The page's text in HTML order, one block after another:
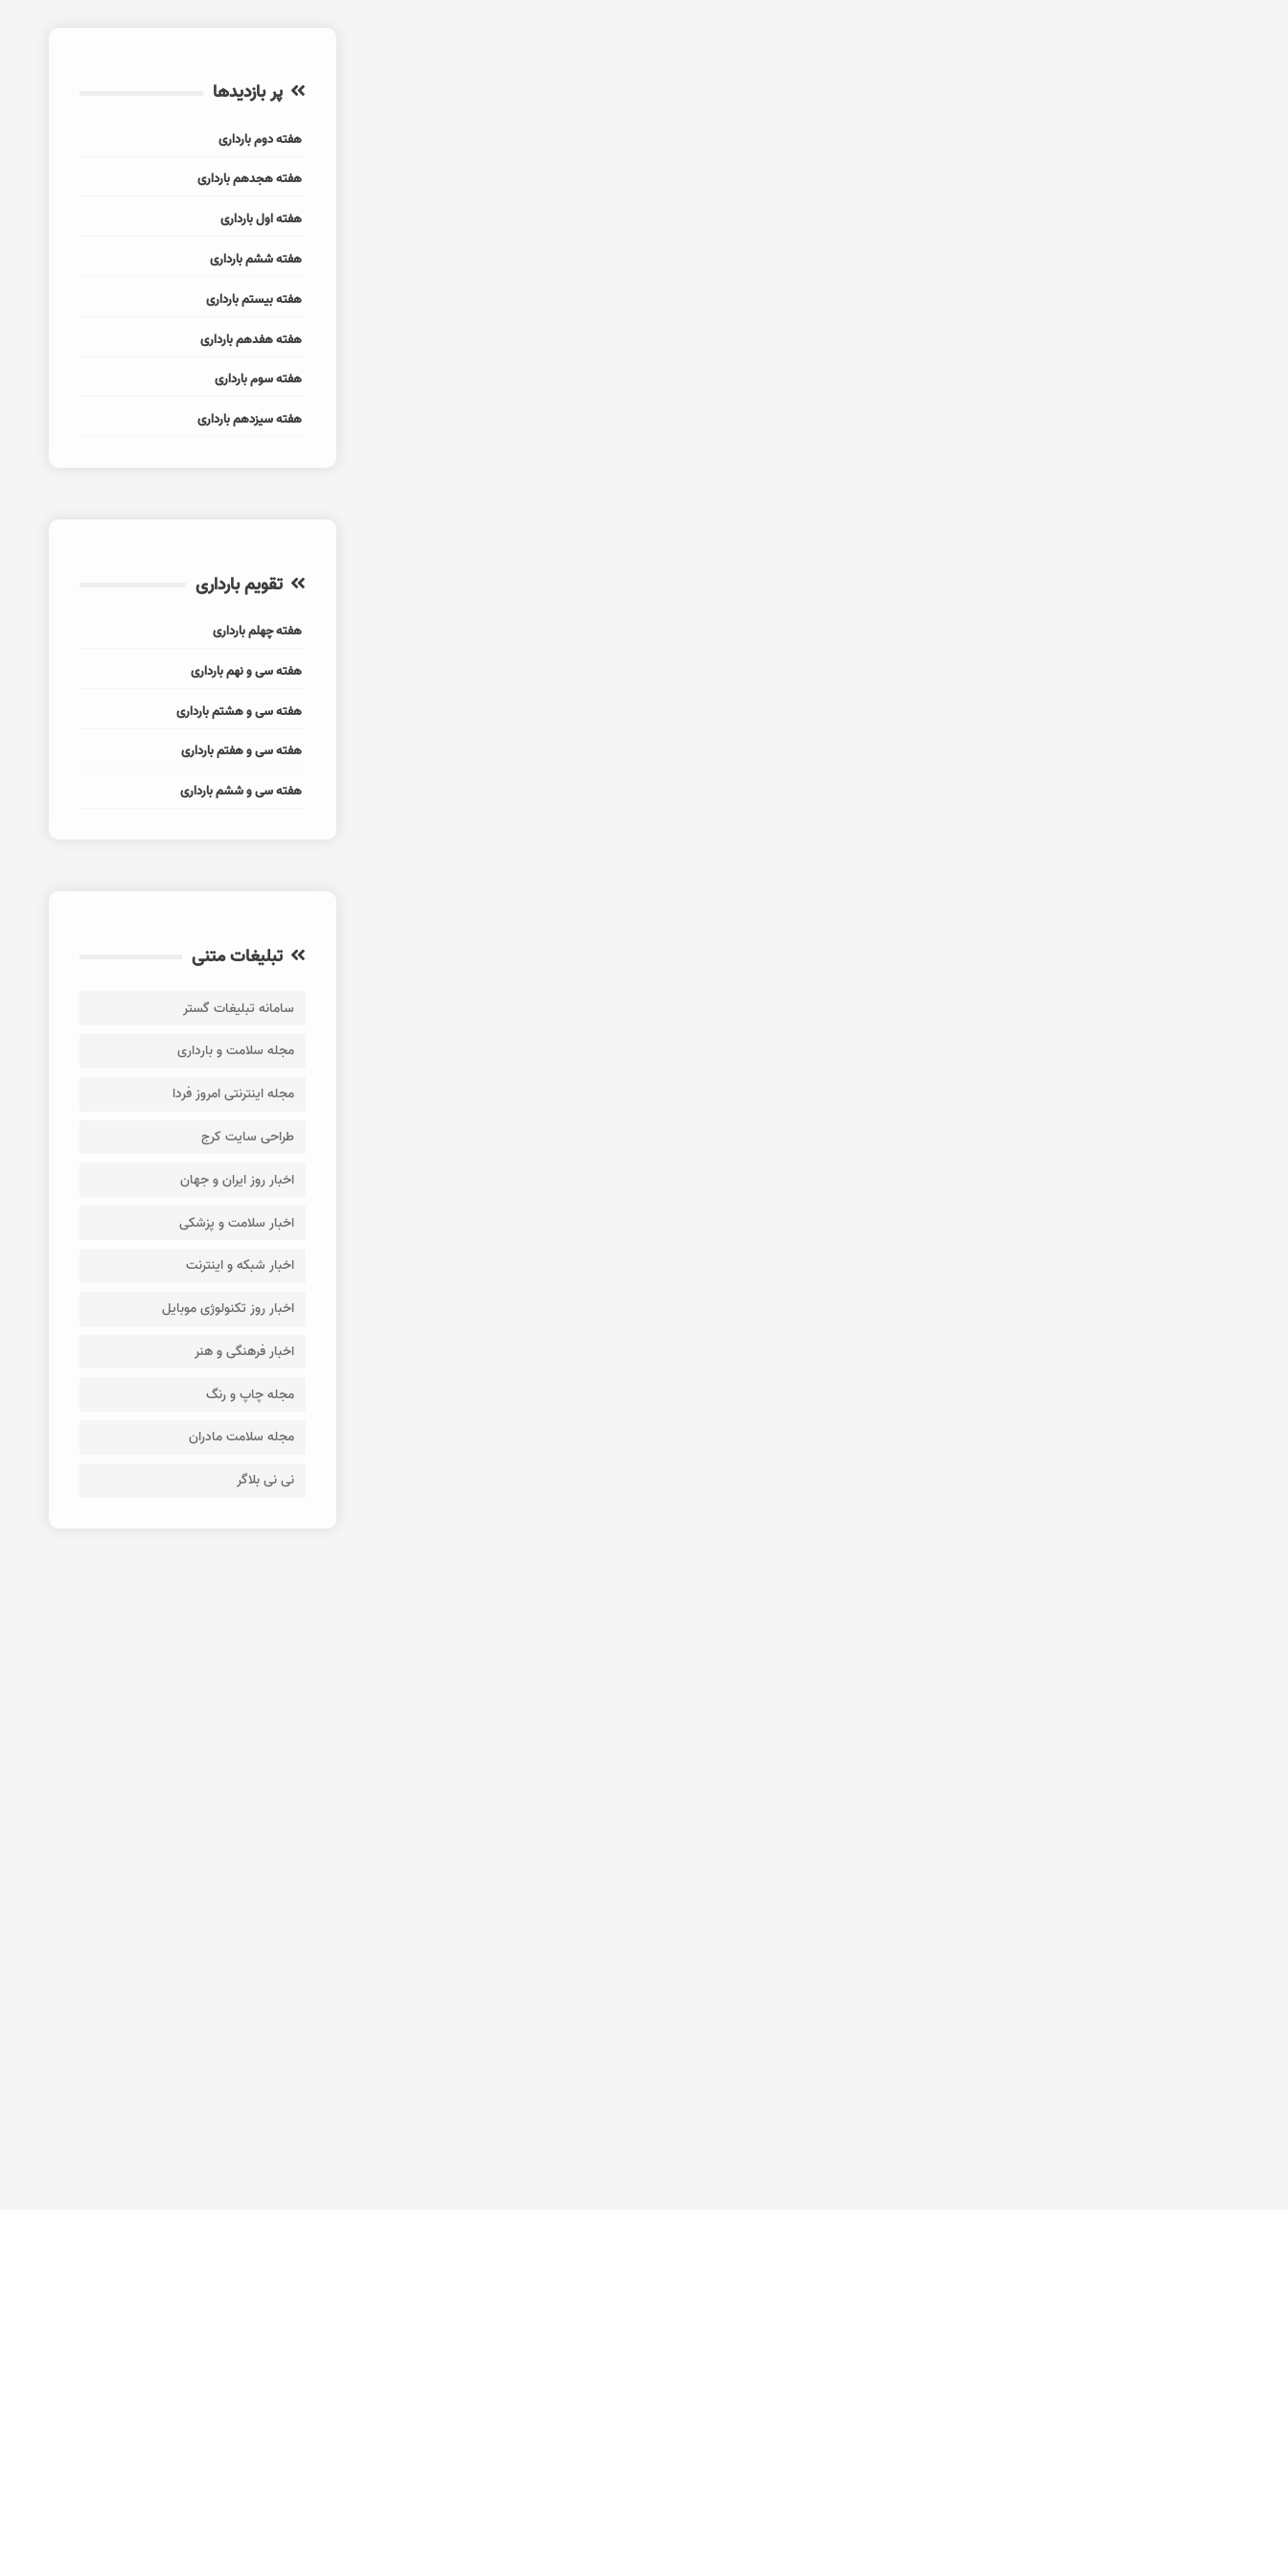
پر بازدیدها
هفته دوم بارداری
هفته هجدهم بارداری
هفته اول بارداری
هفته ششم بارداری
هفته بیستم بارداری
هفته هفدهم بارداری
هفته سوم بارداری
هفته سیزدهم بارداری
تقویم بارداری
هفته چهلم بارداری
هفته سی و نهم بارداری
هفته سی و هشتم بارداری
هفته سی و هفتم بارداری
هفته سی و ششم بارداری
تبلیغات متنی
سامانه تبلیغات گستر
مجله سلامت و بارداری
مجله اینترنتی امروز فردا
طراحی سایت کرج
اخبار روز ایران و جهان
اخبار سلامت و پزشکی
اخبار شبکه و اینترنت
اخبار روز تکنولوژی موبایل
اخبار فرهنگی و هنر
مجله چاپ و رنگ
مجله سلامت مادران
نی نی بلاگر